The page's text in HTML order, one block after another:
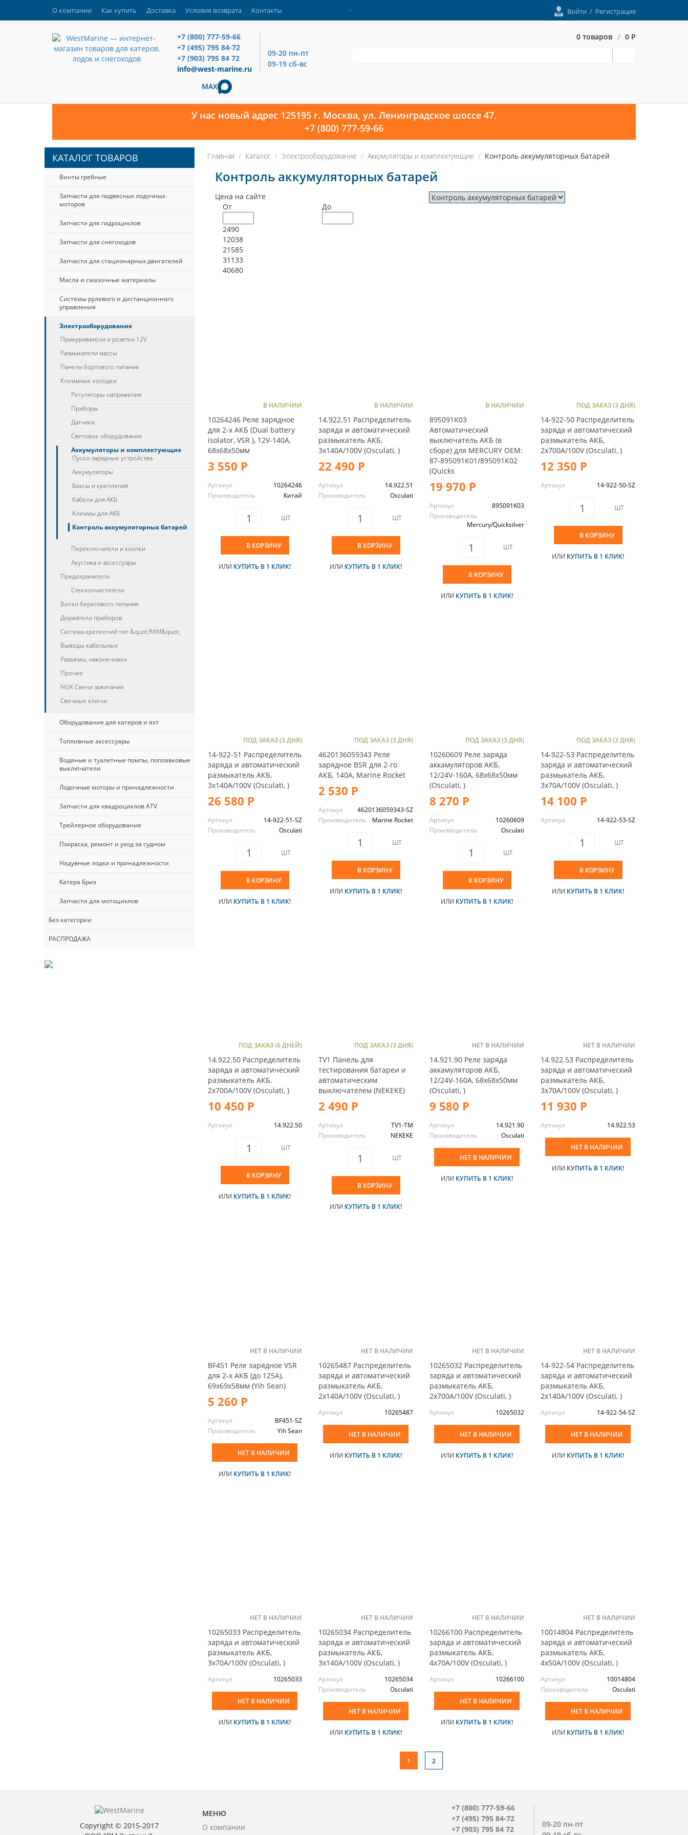
О компании Как купить Доставка Условия возврата Контакты Войти / Регистрация
+7 (800) 777-59-66
+7 (495) 795 84-72
+7 (903) 795 84 72
info@west-marine.ru
09-20 пн-пт
09-19 сб-вс
MAX
0 товаров / 0 Р
У нас новый адрес 125195 г. Москва, ул. Ленинградское шоссе 47.
+7 (800) 777-59-66
Главная Каталог Электрооборудование Аккумуляторы и комплектующие Контроль аккумуляторных батарей
Контроль аккумуляторных батарей
Цена на сайте
От
До
2490
12038
21585
31133
40680
В НАЛИЧИИ
10264246 Реле зарядное
для 2-х АКБ (Dual battery
isolator, VSR ), 12V-140A,
68x68x50мм
3 550 Р
Артикул
10264246
Производитель
Китай
ШТ
В КОРЗИНУ
ИЛИ КУПИТЬ В 1 КЛИК!
В НАЛИЧИИ
14.922.51 Распределитель
заряда и автоматический
размыкатель АКБ,
3x140А/100V (Osculati, )
22 490 Р
Артикул
14.922.51
Производитель
Osculati
ШТ
В КОРЗИНУ
ИЛИ КУПИТЬ В 1 КЛИК!
В НАЛИЧИИ
895091K03
Автоматический
выключатель АКБ (в
сборе) для MERCURY OEM:
87-895091K01/895091K02
(Quicks
19 970 Р
Артикул
895091K03
Производитель
Mercury/Quicksilver
ШТ
В КОРЗИНУ
ИЛИ КУПИТЬ В 1 КЛИК!
ПОД ЗАКАЗ (3 ДНЯ)
14-922-50 Распределитель
заряда и автоматический
размыкатель АКБ,
2x700А/100V (Osculati, )
12 350 Р
Артикул 14-922-50-SZ
ШТ
В КОРЗИНУ
ИЛИ КУПИТЬ В 1 КЛИК!
ПОД ЗАКАЗ (3 ДНЯ)
14-922-51 Распределитель
заряда и автоматический
размыкатель АКБ,
3x140А/100V (Osculati, )
26 580 Р
Артикул
14-922-51-SZ
Производитель
Osculati
ШТ
В КОРЗИНУ
ИЛИ КУПИТЬ В 1 КЛИК!
ПОД ЗАКАЗ (3 ДНЯ)
4620136059343 Реле
зарядное BSR для 2-го
АКБ, 140А, Marine Rocket
2 530 Р
Артикул
4620136059343-SZ
Производитель
Marine Rocket
ШТ
В КОРЗИНУ
ИЛИ КУПИТЬ В 1 КЛИК!
ПОД ЗАКАЗ (3 ДНЯ)
10260609 Реле заряда
аккамуляторов АКБ,
12/24V-160A, 68x68x50мм
(Osculati, )
8 270 Р
Артикул
10260609
Производитель
Osculati
ШТ
В КОРЗИНУ
ИЛИ КУПИТЬ В 1 КЛИК!
ПОД ЗАКАЗ (3 ДНЯ)
14-922-53 Распределитель
заряда и автоматический
размыкатель АКБ,
3x70А/100V (Osculati, )
14 100 Р
Артикул 14-922-53-SZ
ШТ
В КОРЗИНУ
ИЛИ КУПИТЬ В 1 КЛИК!
ПОД ЗАКАЗ (6 ДНЕЙ)
14.922.50 Распределитель
заряда и автоматический
размыкатель АКБ,
2x700А/100V (Osculati, )
10 450 Р
Артикул 14.922.50
ШТ
В КОРЗИНУ
ИЛИ КУПИТЬ В 1 КЛИК!
ПОД ЗАКАЗ (3 ДНЯ)
TV1 Панель для
тестирования батареи и
автоматическим
выключателем (NEKEKE)
2 490 Р
Артикул
TV1-TM
Производитель
NEKEKE
ШТ
В КОРЗИНУ
ИЛИ КУПИТЬ В 1 КЛИК!
НЕТ В НАЛИЧИИ
14.921.90 Реле заряда
аккамуляторов АКБ,
12/24V-160A, 68x68x50мм
(Osculati, )
9 580 Р
Артикул
14.921.90
Производитель
Osculati
НЕТ В НАЛИЧИИ
ИЛИ КУПИТЬ В 1 КЛИК!
НЕТ В НАЛИЧИИ
14.922.53 Распределитель
заряда и автоматический
размыкатель АКБ,
3x70А/100V (Osculati, )
11 930 Р
Артикул 14.922.53
НЕТ В НАЛИЧИИ
ИЛИ КУПИТЬ В 1 КЛИК!
НЕТ В НАЛИЧИИ
BF451 Реле зарядное VSR
для 2-х АКБ (до 125А),
69x69x58мм (Yih Sean)
5 260 Р
Артикул
BF451-SZ
Производитель
Yih Sean
НЕТ В НАЛИЧИИ
ИЛИ КУПИТЬ В 1 КЛИК!
НЕТ В НАЛИЧИИ
10265487 Распределитель
заряда и автоматический
размыкатель АКБ,
2x140А/100V (Osculati, )
Артикул 10265487
НЕТ В НАЛИЧИИ
ИЛИ КУПИТЬ В 1 КЛИК!
НЕТ В НАЛИЧИИ
10265032 Распределитель
заряда и автоматический
размыкатель АКБ,
2x700А/100V (Osculati, )
Артикул 10265032
НЕТ В НАЛИЧИИ
ИЛИ КУПИТЬ В 1 КЛИК!
НЕТ В НАЛИЧИИ
14-922-54 Распределитель
заряда и автоматический
размыкатель АКБ,
2x140А/100V (Osculati, )
Артикул 14-922-54-SZ
НЕТ В НАЛИЧИИ
ИЛИ КУПИТЬ В 1 КЛИК!
НЕТ В НАЛИЧИИ
10265033 Распределитель
заряда и автоматический
размыкатель АКБ,
3x70А/100V (Osculati, )
Артикул 10265033
НЕТ В НАЛИЧИИ
ИЛИ КУПИТЬ В 1 КЛИК!
НЕТ В НАЛИЧИИ
10265034 Распределитель
заряда и автоматический
размыкатель АКБ,
3x140А/100V (Osculati, )
Артикул
10265034
Производитель
Osculati
НЕТ В НАЛИЧИИ
ИЛИ КУПИТЬ В 1 КЛИК!
НЕТ В НАЛИЧИИ
10266100 Распределитель
заряда и автоматический
размыкатель АКБ,
4x70А/100V (Osculati, )
Артикул 10266100
НЕТ В НАЛИЧИИ
ИЛИ КУПИТЬ В 1 КЛИК!
НЕТ В НАЛИЧИИ
10014804 Распределитель
заряда и автоматический
размыкатель АКБ,
4x50А/100V (Osculati, )
Артикул
10014804
Производитель
Osculati
НЕТ В НАЛИЧИИ
ИЛИ КУПИТЬ В 1 КЛИК!
1 2
КАТАЛОГ ТОВАРОВ
Винты гребные
Запчасти для подвесных лодочных
моторов
Запчасти для гидроциклов
Запчасти для снегоходов
Запчасти для стационарных двигателей
Масла и смазочные материалы
Системы рулевого и дистанционного
управления
Электрооборудование
Прикуриватели и розетки 12V
Размыкатели массы
Панели бортового питания
Клеммные колодки
Регуляторы напряжения
Приборы
Датчики
Световое оборудование
Аккумуляторы и комплектующие
Пуско-зарядные устройства
Аккумуляторы
Боксы и крепления
Кабели для АКБ
Клеммы для АКБ
Контроль аккумуляторных батарей
Переключатели и кнопки
Акустика и аксессуары
Предохранители
Стеклоочистители
Вилки берегового питания
Держатели приборов
Система креплений тип &quot;RAM&quot;
Выводы кабельные
Разъемы, наконечники
Прочее
NGK Свечи зажигания
Свечные ключи
Оборудование для катеров и яхт
Топливные аксессуары
Водяные и туалетные помпы, поплавковые
выключатели
Лодочные моторы и принадлежности
Запчасти для квадроциклов ATV
Трейлерное оборудование
Покраска, ремонт и уход за судном
Надувные лодки и принадлежности
Катера Бриз
Запчасти для мотоциклов
Без категории
РАСПРОДАЖА
Copyright © 2015-2017
МЕНЮ
О компании
+7 (800) 777-59-66
+7 (495) 795 84-72
+7 (903) 795 84 72
09-20 пн-пт